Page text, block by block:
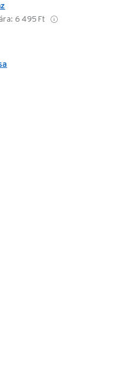
6 495 Ft